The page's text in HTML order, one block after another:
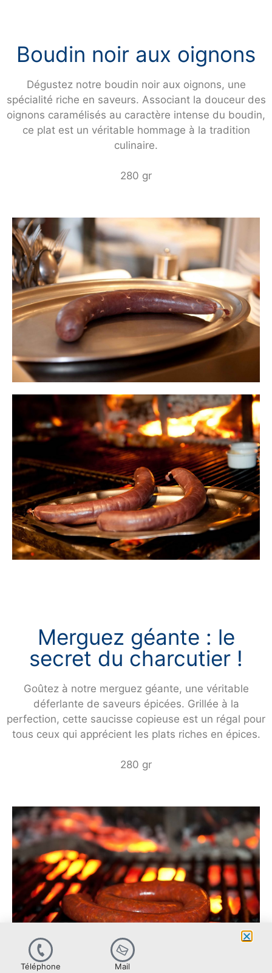
Boudin noir aux oignons
Dégustez notre boudin noir aux oignons, une
spécialité riche en saveurs. Associant la douceur des
oignons caramélisés au caractère intense du boudin,
ce plat est un véritable hommage à la tradition
culinaire.
280 gr
Merguez géante : le
secret du charcutier !
Goûtez à notre merguez géante, une véritable
déferlante de saveurs épicées. Grillée à la
perfection, cette saucisse copieuse est un régal pour
tous ceux qui apprécient les plats riches en épices.
280 gr
Téléphone Mail